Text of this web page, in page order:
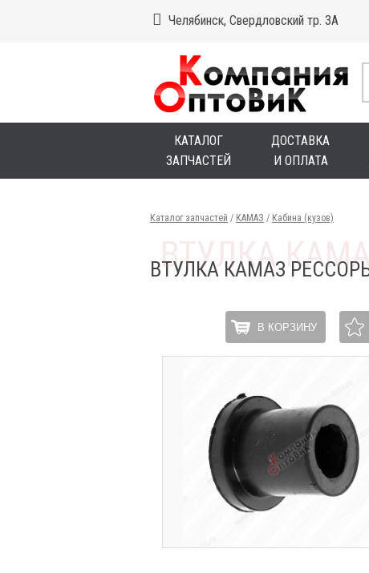
Челябинск, Свердловский тр. 3А
КАТАЛОГ
ЗАПЧАСТЕЙ
ДОСТАВКА
И ОПЛАТА
Каталог запчастей / КАМАЗ / Кабина (кузов)
ВТУЛКА КАМАЗ
В КОРЗИНУ